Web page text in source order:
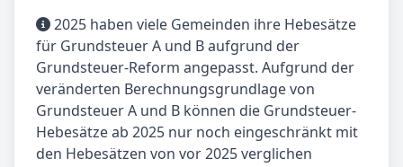
2025 haben viele Gemeinden ihre Hebesätze
für Grundsteuer A und B aufgrund der
Grundsteuer-Reform angepasst. Aufgrund der
veränderten Berechnungsgrundlage von
Grundsteuer A und B können die Grundsteuer-
Hebesätze ab 2025 nur noch eingeschränkt mit
den Hebesätzen von vor 2025 verglichen